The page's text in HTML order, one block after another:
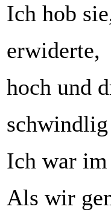
Ich hob
erwiderte,
hoch und
Ich war
Als wir